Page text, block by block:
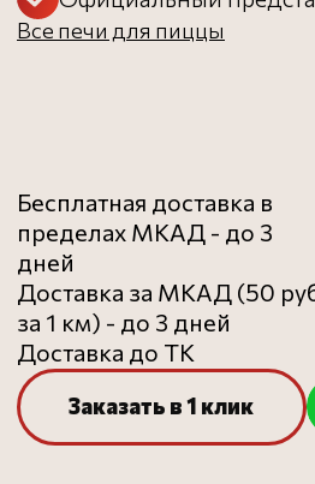
ДОПОЛНИТЕЛЬНОК ВАШЕЙ
ПЕЧИ
рекомендуем